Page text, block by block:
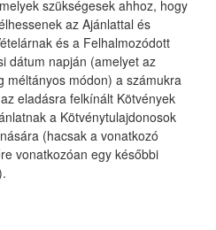
szükségesek ahhoz, hogy
az Ajánlattal és
és a Felhalmozódott
dátum napján (amelyet az
méltányos módon) a számukra
eladásra felkínált Kötvények
a Kötvénytulajdonosok
(hacsak a vonatkozó
vonatkozóan egy későbbi